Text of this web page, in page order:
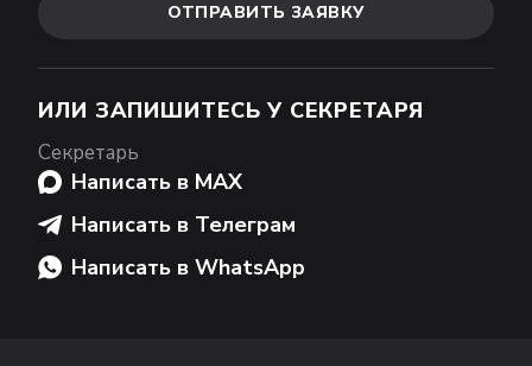
ОТПРАВИТЬ ЗАЯВКУ
ИЛИ ЗАПИШИТЕСЬ У СЕКРЕТАРЯ
Секретарь
Написать в MAX
Написать в Телеграм
Написать в WhatsApp